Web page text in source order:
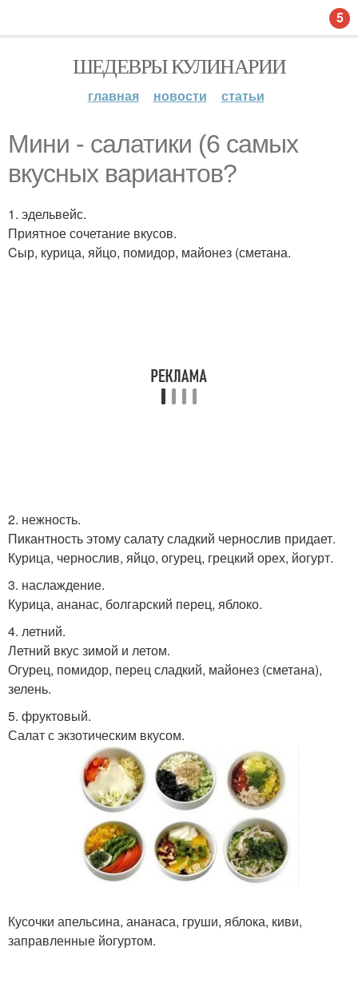
ШЕДЕВРЫ КУЛИНАРИИ
главная новости статьи
Мини - салатики (6 самых
вкусных вариантов?
1. эдельвейс.
Приятное сочетание вкусов.
Cыр, курица, яйцо, помидор, майонез (сметана.
2. нежность.
Пикантность этому салату сладкий чернослив придает.
Курица, чернослив, яйцо, огурец, грецкий орех, йогурт.
3. наслаждение.
Курица, ананас, болгарский перец, яблоко.
4. летний.
Летний вкус зимой и летом.
Огурец, помидор, перец сладкий, майонез (сметана),
зелень.
5. фруктовый.
Салат с экзотическим вкусом.
Кусочки апельсина, ананаса, груши, яблока, киви,
заправленные йогуртом.
5